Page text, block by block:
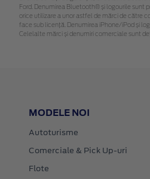
Ford. Denumirea Bluetooth® și logourile sunt
orice utilizare a unor astfel de mărci de către
face sub licență. Denumirea iPhone/iPod și
Celelalte mărci și denumiri comerciale sunt
MODELE NOI
Autoturisme
Comerciale & Pick Up-uri
Flote